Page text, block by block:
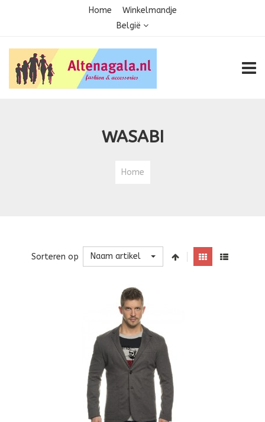
Home
Winkelmandje
België
WASABI
Home
Sorteren op Naam artikel